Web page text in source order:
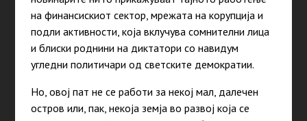
на финансискиот сектор, мрежата на корупција и
подли активности, која вклучува сомнителни лица
и блиски роднини на диктатори со навидум
угледни политичари од светските демократии.
Но, овој пат не се работи за некој мал, далечен
остров или, пак, некоја земја во развој која се